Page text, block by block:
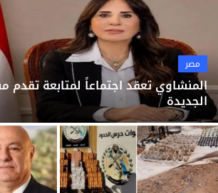
منوعات
مصر
المنشاوي تعقد اجتماعاً لمتابعة تقدم
الجديدة